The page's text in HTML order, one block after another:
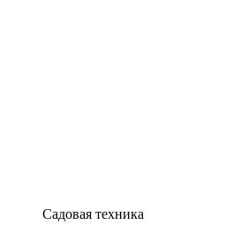
Садовая техника